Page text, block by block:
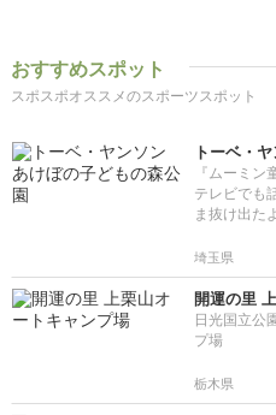
おすすめスポット
スポスポオススメのスポーツスポット
トーベ・
『ムーミ
テレビでも
ま抜け出た
埼玉県
開運の里
日光国立公
プ場
栃木県